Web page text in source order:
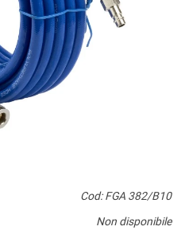
Cod: FGA 382/B10
Non disponibile